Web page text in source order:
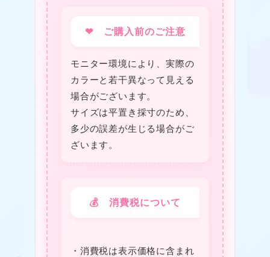
❤ ご購入前のご注意
モニター環境により、実際の
カラーと若干異なって見える
場合がございます。
サイズは平置き採寸のため、
多少の誤差が生じる場合がご
ざいます。
💰 消費税について
・消費税は表⽰価格に含まれ
★